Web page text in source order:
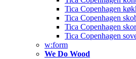
Tica Copenhagen
Tica Copenhagen
Tica Copenhagen
Tica Copenhagen
w:form
We Do Wood